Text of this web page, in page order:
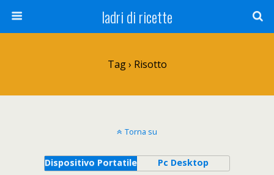
ladri di ricette
Tag › Risotto
Torna su
Dispositivo Portatile Pc Desktop